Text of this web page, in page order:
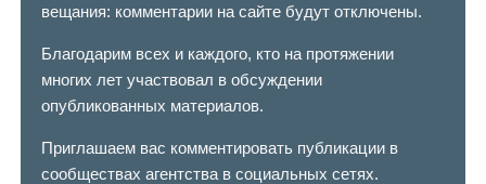
вещания: комментарии на сайте будут отключены.
Благодарим всех и каждого, кто на протяжении
многих лет участвовал в обсуждении
опубликованных материалов.
Приглашаем вас комментировать публикации в
сообществах агентства в социальных сетях.